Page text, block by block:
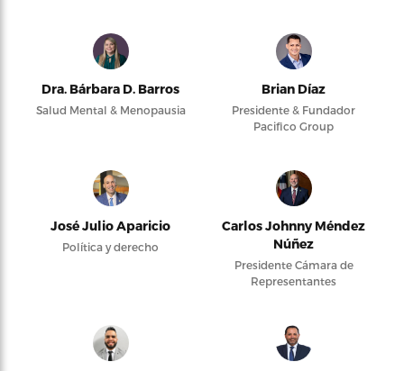
Dra. Bárbara D. Barros
Salud Mental & Menopausia
Brian Díaz
Presidente & Fundador
Pacifico Group
José Julio Aparicio
Política y derecho
Carlos Johnny Méndez
Núñez
Presidente Cámara de
Representantes